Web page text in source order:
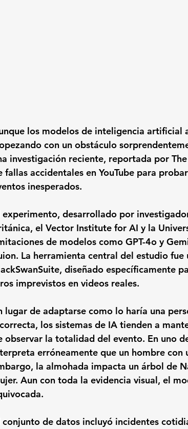
los modelos de inteligencia artificial
con un obstáculo
investigación reciente, reportada por
fallas accidentales en YouTube para
inesperados.
experimento, desarrollado por
el Vector Institute for AI y la
de modelos como GPT-4o y
La herramienta central del estudio
diseñado específicamente
imprevistos en videos reales.
lugar de adaptarse como lo haría una
los sistemas de IA tienden a
observar la totalidad del evento. En uno
erróneamente que un hombre con
la almohada impacta un árbol de
Aun con toda la evidencia visual, el
conjunto de datos incluyó incidentes